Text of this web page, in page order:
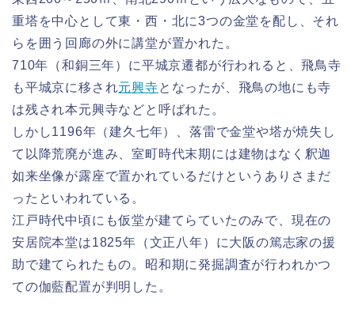
重塔を中心として東・西・北に3つの金堂を配し、それ
らを囲う回廊の外に講堂が置かれた。
710年（和銅三年）に平城京遷都が行われると、飛鳥寺
も平城京に移され元興寺となったが、飛鳥の地にも寺
は残され本元興寺などと呼ばれた。
しかし1196年（建久七年）、落雷で金堂や塔が焼失し
て以降荒廃が進み、室町時代末期には建物はなく釈迦
如来坐像が露座で置かれているだけというありさまだ
ったといわれている。
江戸時代中頃にも仮堂が建てらていたのみで、現在の
安居院本堂は1825年（文正八年）に大阪の篤志家の援
助で建てられたもの。昭和期に発掘調査が行われかつ
ての伽藍配置が判明した。